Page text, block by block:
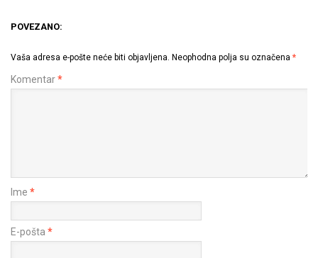
POVEZANO:
Vaša adresa e-pošte neće biti objavljena. Neophodna polja su označena *
Komentar*
Ime *
E-pošta *